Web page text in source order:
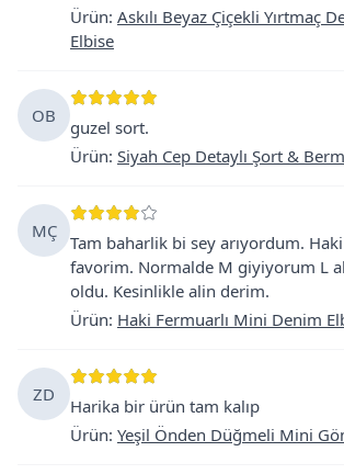
Ürün: Askılı Beyaz Çiçekli Yırtmaç
Elbise
OB
guzel sort.
Ürün: Siyah Cep Detaylı Şort &
MÇ
Tam baharlik bi sey arıyordum.
favorim. Normalde M giyiyorum L
oldu. Kesinlikle alin derim.
Ürün: Haki Fermuarlı Mini Denim
ZD
Harika bir ürün tam kalıp
Ürün: Yeşil Önden Düğmeli Mini